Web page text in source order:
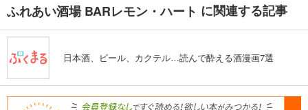
ふれあい酒場 BARレモン・ハート に関連する記事
日本酒、ビール、カクテル…読んで酔える酒漫画7選